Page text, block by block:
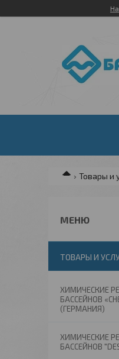
Товары и
ТОВАРЫ И
ХИМИЧЕСКИЕ
БАССЕЙНОВ
(ГЕРМАНИЯ)
ХИМИЧЕСКИЕ
БАССЕЙНОВ